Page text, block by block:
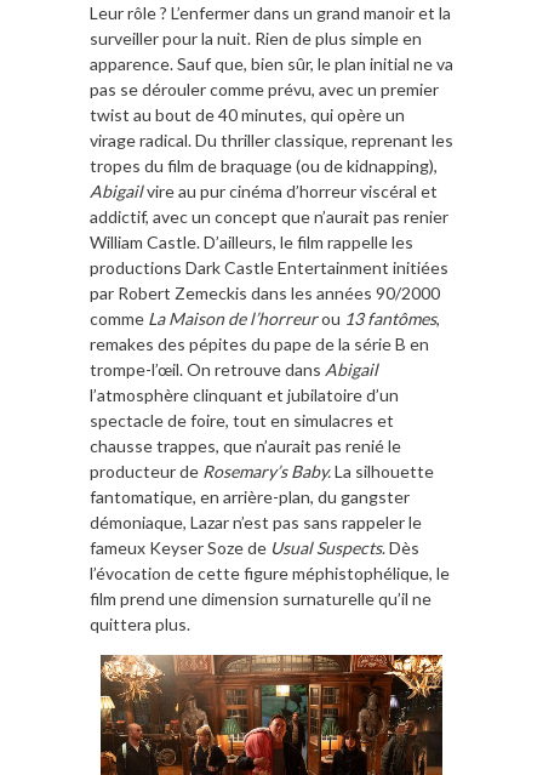
Leur rôle ? L’enfermer dans un grand manoir et la
surveiller pour la nuit. Rien de plus simple en
apparence. Sauf que, bien sûr, le plan initial ne va
pas se dérouler comme prévu, avec un premier
twist au bout de 40 minutes, qui opère un
virage radical. Du thriller classique, reprenant les
tropes du film de braquage (ou de kidnapping),
Abigailvire au pur cinéma d’horreur viscéral et
addictif, avec un concept que n’aurait pas renier
William Castle. D’ailleurs, le film rappelle les
productions Dark Castle Entertainment initiées
par Robert Zemeckis dans les années 90/2000
comme La Maison de l’horreurou 13 fantômes,
remakes des pépites du pape de la série B en
trompe-l’œil. On retrouve dans Abigail
l’atmosphère clinquant et jubilatoire d’un
spectacle de foire, tout en simulacres et
chausse trappes, que n’aurait pas renié le
producteur de Rosemary’s Baby.La silhouette
fantomatique, en arrière-plan, du gangster
démoniaque, Lazar n’est pas sans rappeler le
fameux Keyser Soze de Usual Suspects. Dès
l’évocation de cette figure méphistophélique, le
film prend une dimension surnaturelle qu’il ne
quittera plus.